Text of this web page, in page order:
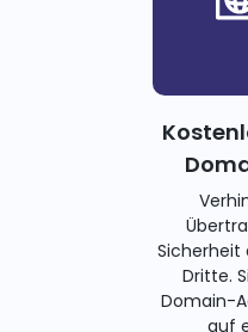
Dritte.
Domain-
auf